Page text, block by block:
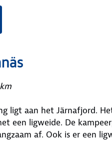
ligt aan het Järnafjord.
een ligweide. De
af. Ook is er een